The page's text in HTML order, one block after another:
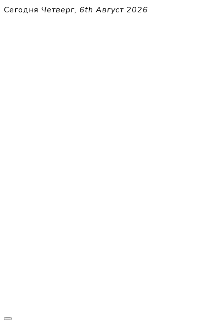
Перейти
Сегодня Четверг, 6th Август 2026